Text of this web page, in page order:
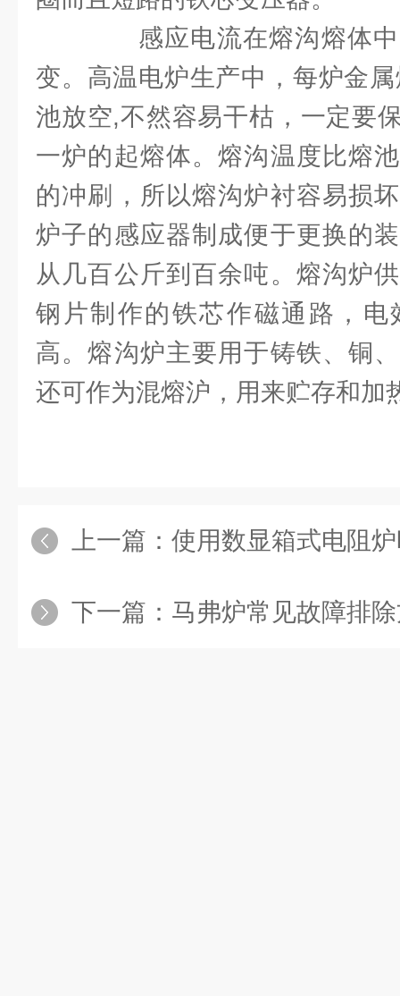
感应电流在熔沟熔体中
变。高温电炉生产中，每炉金
池放空,不然容易干枯，一定要
一炉的起熔体。熔沟温度比熔
的冲刷，所以熔沟炉衬容易损
炉子的感应器制成便于更换的
从几百公斤到百余吨。熔沟炉
钢片制作的铁芯作磁通路，电
高。熔沟炉主要用于铸铁、铜
还可作为混熔沪，用来贮存和加
上一篇： 使用数显箱式电阻
下一篇： 马弗炉常见故障排